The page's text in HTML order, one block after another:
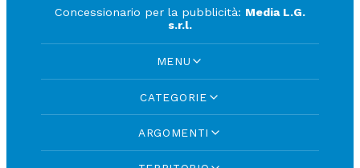
Concessionario per la pubblicità: Media L.G.
s.r.l.
MENU
CATEGORIE
ARGOMENTI